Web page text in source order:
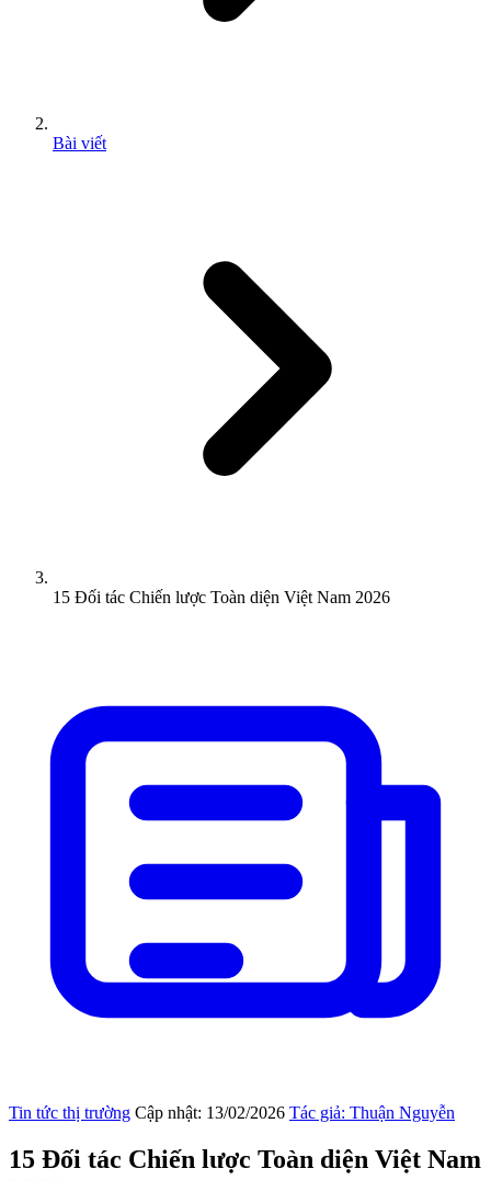
Bài viết
15 Đối tác Chiến lược Toàn diện Việt Nam 2026
Tin tức thị trường Cập nhật: 13/02/2026 Tác giả: Thuận Nguyễn
15 Đối tác Chiến lược Toàn diện Việt Nam